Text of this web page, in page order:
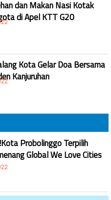
dan Makan Nasi Kotak
di Apel KTT G20
Kota Gelar Doa Bersama
Kanjuruhan
Probolinggo Terpilih
Global We Love Cities